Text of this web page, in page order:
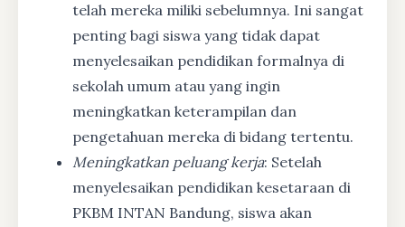
telah mereka miliki sebelumnya. Ini sangat
penting bagi siswa yang tidak dapat
menyelesaikan pendidikan formalnya di
sekolah umum atau yang ingin
meningkatkan keterampilan dan
pengetahuan mereka di bidang tertentu.
Meningkatkan peluang kerja: Setelah
menyelesaikan pendidikan kesetaraan di
PKBM INTAN Bandung, siswa akan